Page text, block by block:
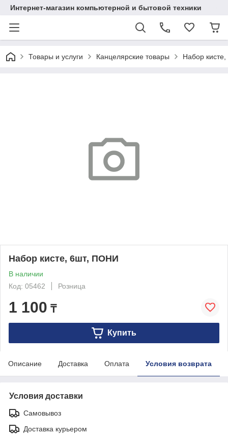
Интернет-магазин компьютерной и бытовой техники
Товары и услуги Канцелярские товары Набор
Набор кисте, 6шт, ПОНИ
В наличии
Код: 05462
Розница
1 100 ₸
Купить
Описание Доставка Оплата Условия возврата
Условия доставки
Самовывоз
Доставка курьером